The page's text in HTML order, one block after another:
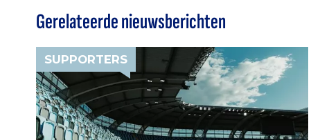
Gerelateerde nieuwsberichten
SUPPORTERS